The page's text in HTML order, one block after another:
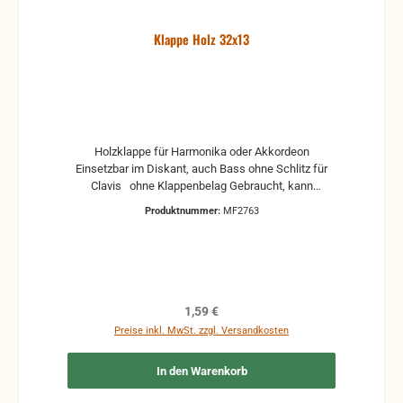
Klappe Holz 32x13
Holzklappe für Harmonika oder Akkordeon
Einsetzbar im Diskant, auch Bass ohne Schlitz für
Clavis ohne Klappenbelag Gebraucht, kann
Gebrauchsspuren und Reste von Kleber und Belag
Produktnummer: MF2763
Regulärer Preis:
1,59 €
Preise inkl. MwSt. zzgl. Versandkosten
In den Warenkorb